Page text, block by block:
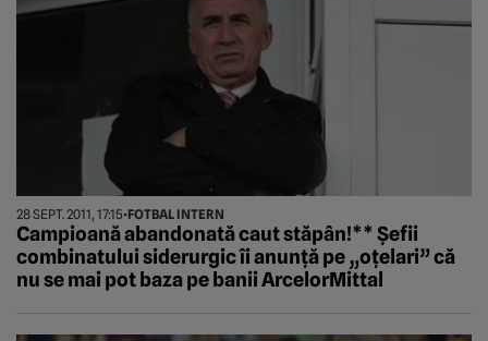
28 SEPT. 2011, 17:15•FOTBAL INTERN
Campioană abandonată caut stăpân!** Șefii
combinatului siderurgic îi anunță pe „oțelari” că
nu se mai pot baza pe banii ArcelorMittal